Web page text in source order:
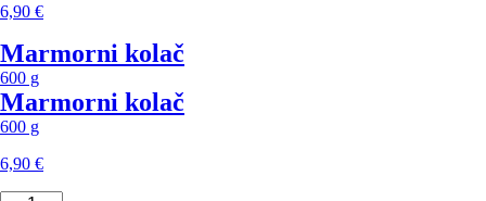
6,90 €
Marmorni kolač
600 g
Marmorni kolač
600 g
6,90 €